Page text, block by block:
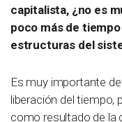
capitalista, ¿no es
poco más de
estructuras del
Es muy importante
liberación del tiempo,
como resultado de la